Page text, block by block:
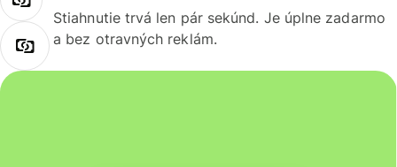
Stiahnutie trvá len pár sekúnd. Je úplne zadarmo
a bez otravných reklám.